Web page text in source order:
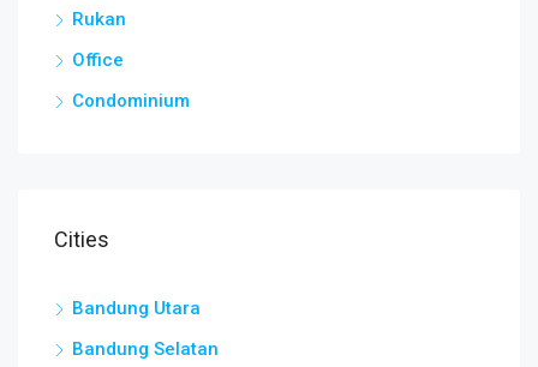
Rukan
Office
Condominium
Cities
Bandung Utara
Bandung Selatan